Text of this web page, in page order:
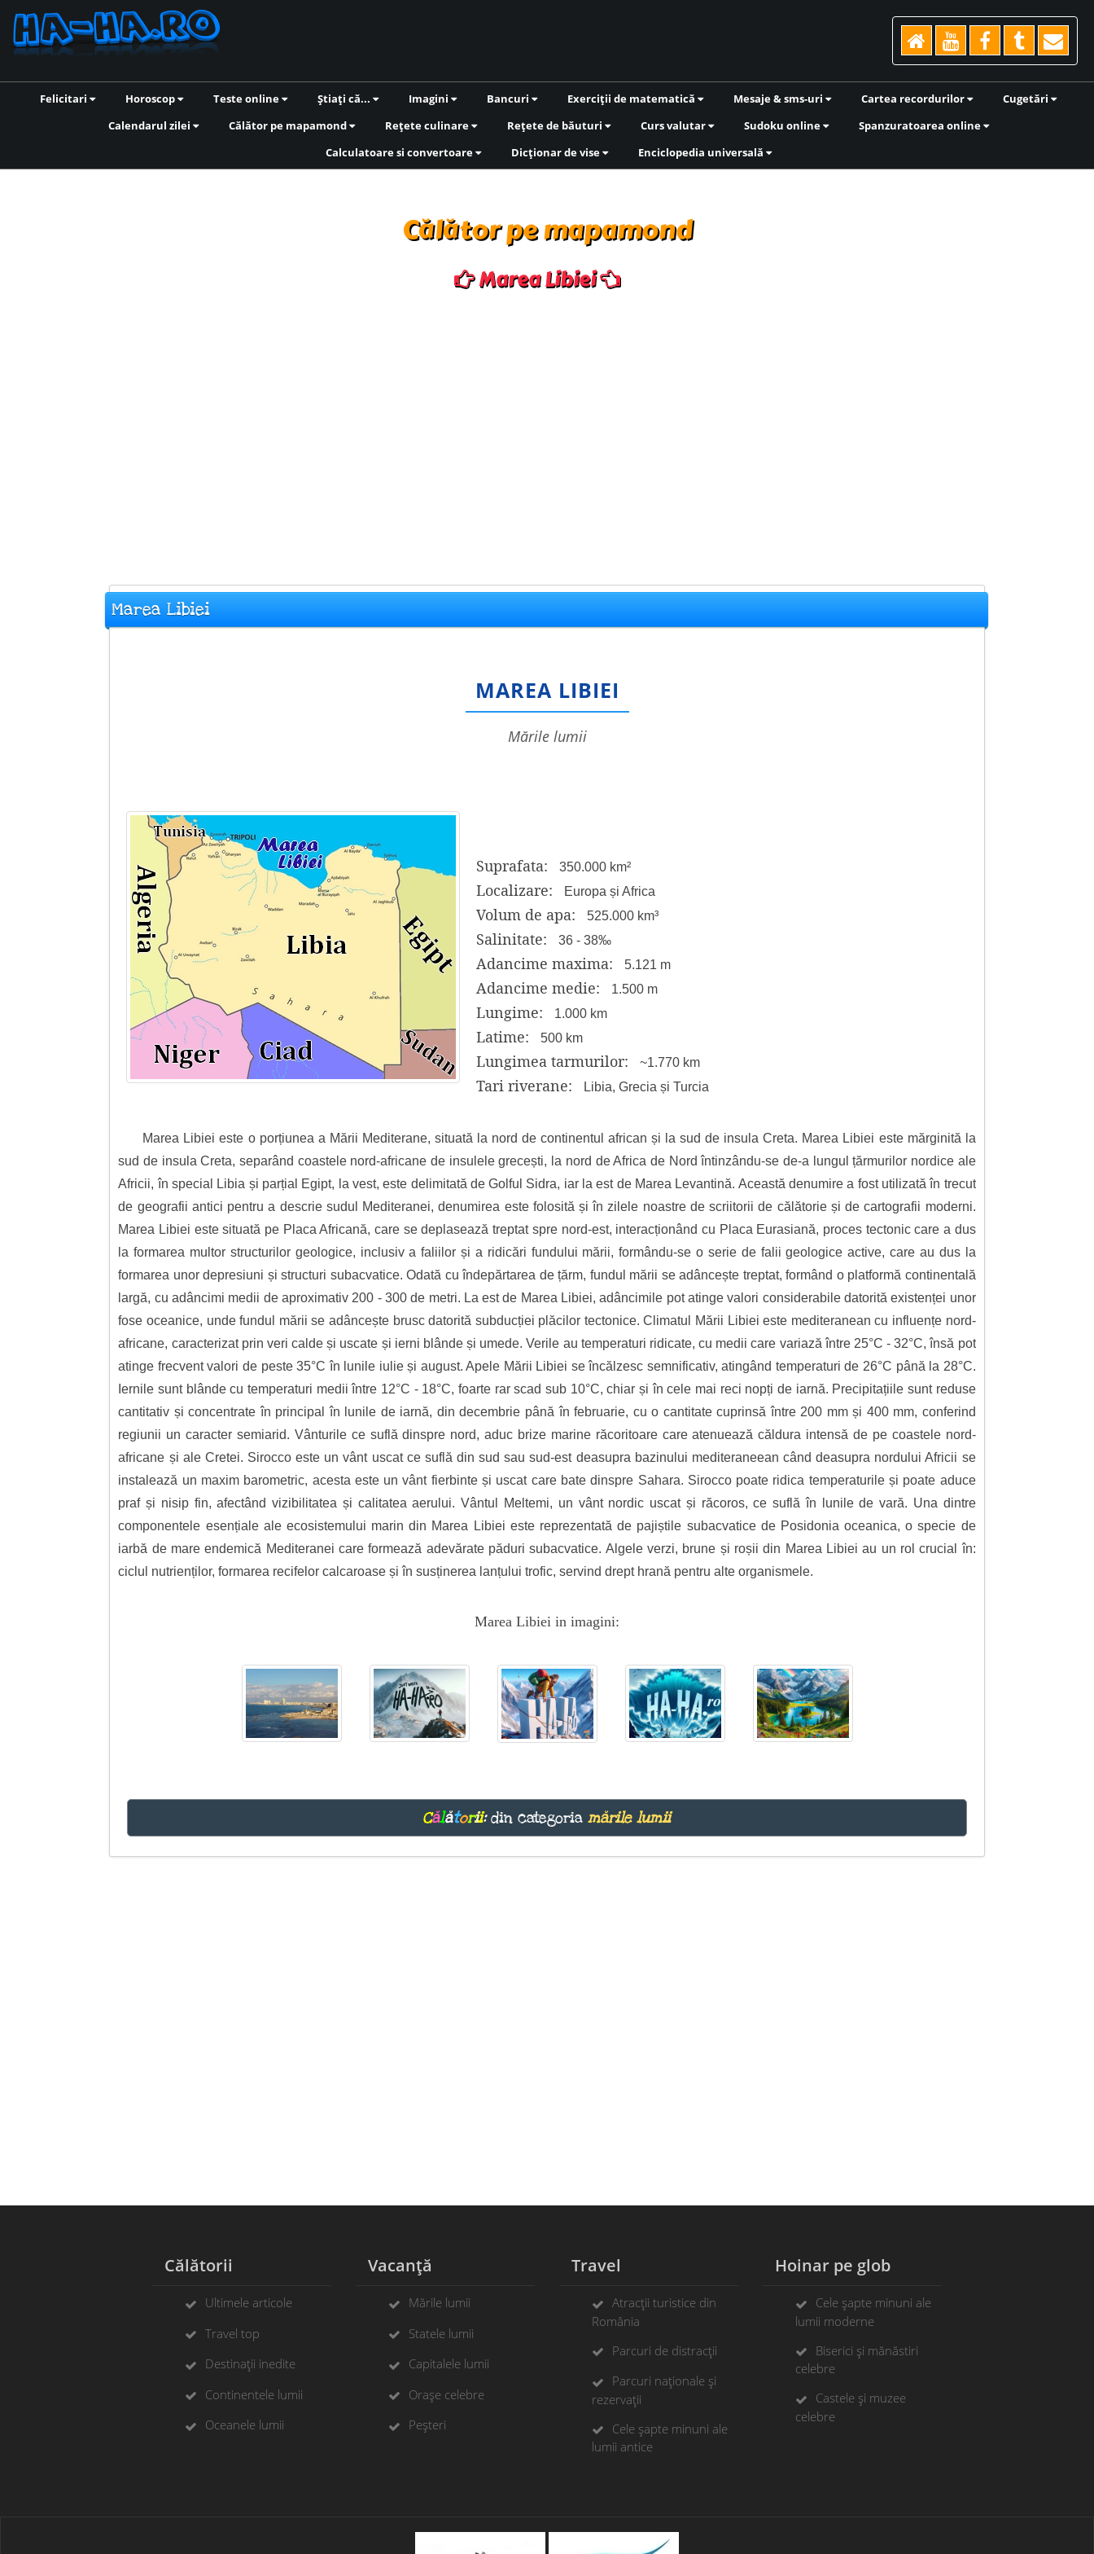
Felicitari Horoscop Teste online Știați că... Imagini Bancuri Exerciții de matematică Mesaje & sms-uri Cartea recordurilor
Cugetări
Calendarul zilei
Călător pe mapamond Rețete culinare Rețete de băuturi Curs valutar Sudoku online
Spanzuratoarea online
Calculatoare si convertoare
Dicționar de vise Enciclopedia universală
Călător pe mapamond
Marea Libiei
Marea Libiei
MAREA LIBIEI
mările lumii
Suprafata: 350.000 km²
Localizare: Europa și Africa
Volum de apa: 525.000 km³
Salinitate: 36 - 38‰
Adancime maxima: 5.121 m
Adancime medie: 1.500 m
Lungime: 1.000 km
Latime: 500 km
Lungimea tarmurilor: ~1.770 km
Tari riverane: Libia, Grecia și Turcia
Marea Libiei este o porțiunea a Mării Mediterane, situată la nord de continentul african și la sud de insula Creta. Marea Libiei este mărginită la
sud de insula Creta, separând coastele nord-africane de insulele grecești, la nord de Africa de Nord întinzându-se de-a lungul țărmurilor nordice ale
Africii, în special Libia și parțial Egipt, la vest, este delimitată de Golful Sidra, iar la est de Marea Levantină. Această denumire a fost utilizată în trecut
de geografii antici pentru a descrie sudul Mediteranei, denumirea este folosită și în zilele noastre de scriitorii de călătorie și de cartografii moderni.
Marea Libiei este situată pe Placa Africană, care se deplasează treptat spre nord-est, interacționând cu Placa Eurasiană, proces tectonic care a dus
la formarea multor structurilor geologice, inclusiv a faliilor și a ridicări fundului mării, formându-se o serie de falii geologice active, care au dus la
formarea unor depresiuni și structuri subacvatice. Odată cu îndepărtarea de țărm, fundul mării se adâncește treptat, formând o platformă continentală
largă, cu adâncimi medii de aproximativ 200 - 300 de metri. La est de Marea Libiei, adâncimile pot atinge valori considerabile datorită existenței unor
fose oceanice, unde fundul mării se adâncește brusc datorită subducției plăcilor tectonice. Climatul Mării Libiei este mediteranean cu influențe nord-
africane, caracterizat prin veri calde și uscate și ierni blânde și umede. Verile au temperaturi ridicate, cu medii care variază între 25°C - 32°C, însă pot
atinge frecvent valori de peste 35°C în lunile iulie și august. Apele Mării Libiei se încălzesc semnificativ, atingând temperaturi de 26°C până la 28°C.
Iernile sunt blânde cu temperaturi medii între 12°C - 18°C, foarte rar scad sub 10°C, chiar și în cele mai reci nopți de iarnă. Precipitațiile sunt reduse
cantitativ și concentrate în principal în lunile de iarnă, din decembrie până în februarie, cu o cantitate cuprinsă între 200 mm și 400 mm, conferind
regiunii un caracter semiarid. Vânturile ce suflă dinspre nord, aduc brize marine răcoritoare care atenuează căldura intensă de pe coastele nord-
africane și ale Cretei. Sirocco este un vânt uscat ce suflă din sud sau sud-est deasupra bazinului mediteraneean când deasupra nordului Africii se
instalează un maxim barometric, acesta este un vânt fierbinte și uscat care bate dinspre Sahara. Sirocco poate ridica temperaturile și poate aduce
praf și nisip fin, afectând vizibilitatea și calitatea aerului. Vântul Meltemi, un vânt nordic uscat și răcoros, ce suflă în lunile de vară. Una dintre
componentele esențiale ale ecosistemului marin din Marea Libiei este reprezentată de pajiștile subacvatice de Posidonia oceanica, o specie de
iarbă de mare endemică Mediteranei care formează adevărate păduri subacvatice. Algele verzi, brune și roșii din Marea Libiei au un rol crucial în:
ciclul nutrienților, formarea recifelor calcaroase și în susținerea lanțului trofic, servind drept hrană pentru alte organismele.
Marea Libiei in imagini:
Călătorii:din categoriamările lumii
Călătorii
Ultimele articole
Travel top
Destinații inedite
Continentele lumii
Oceanele lumii
Vacanță
Mările lumii
Statele lumii
Capitalele lumii
Orașe celebre
Peșteri
Travel
Atracții turistice din
România
Parcuri de distracții
Parcuri naționale și
rezervații
Cele șapte minuni ale
lumii antice
Hoinar pe glob
Cele șapte minuni ale
lumii moderne
Biserici și mănăstiri
celebre
Castele și muzee
celebre